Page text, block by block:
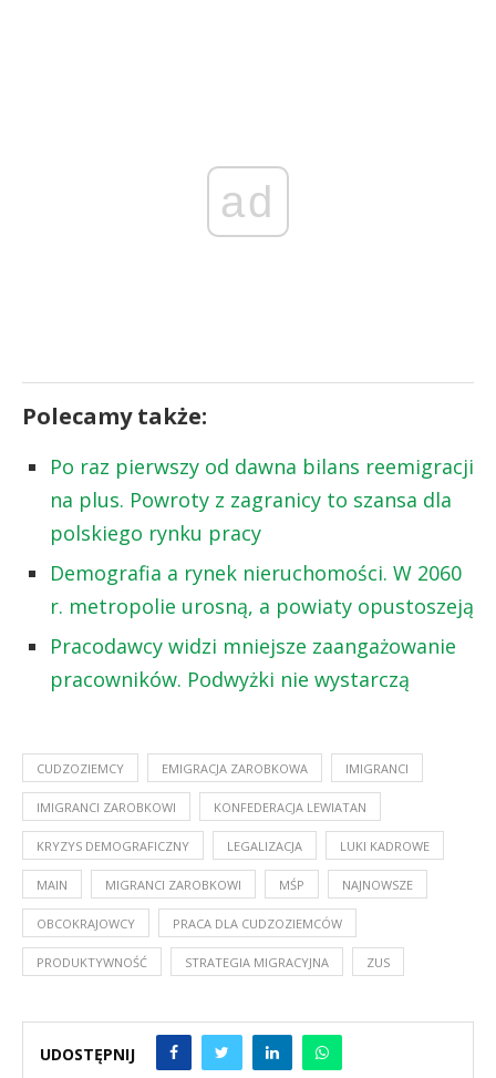
ad
Polecamy także:
Po raz pierwszy od dawna bilans reemigracji
na plus. Powroty z zagranicy to szansa dla
polskiego rynku pracy
Demografia a rynek nieruchomości. W 2060
r. metropolie urosną, a powiaty opustoszeją
Pracodawcy widzi mniejsze zaangażowanie
pracowników. Podwyżki nie wystarczą
CUDZOZIEMCY EMIGRACJA ZAROBKOWA IMIGRANCI
IMIGRANCI ZAROBKOWI KONFEDERACJA LEWIATAN
KRYZYS DEMOGRAFICZNY LEGALIZACJA LUKI KADROWE
MAIN MIGRANCI ZAROBKOWI MŚP NAJNOWSZE
OBCOKRAJOWCY PRACA DLA CUDZOZIEMCÓW
PRODUKTYWNOŚĆ STRATEGIA MIGRACYJNA ZUS
UDOSTĘPNIJ